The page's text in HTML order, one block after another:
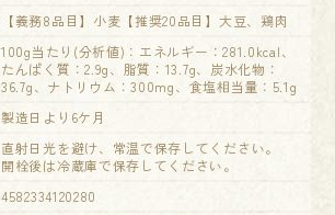
【義務8品目】小麦【推奨20品目】大豆、鶏肉
100g当たり(分析値)：エネルギー：281.0kcal、
たんぱく質：2.9g、脂質：13.7g、炭水化物：
36.7g、ナトリウム：300mg、食塩相当量：5.1g
製造日より6ケ月
直射日光を避け、常温で保存してください。
開栓後は冷蔵庫で保存してください。
4582334120280